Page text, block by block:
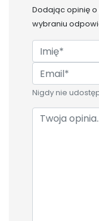
Dodając opinię o
wybraniu
Nigdy nie